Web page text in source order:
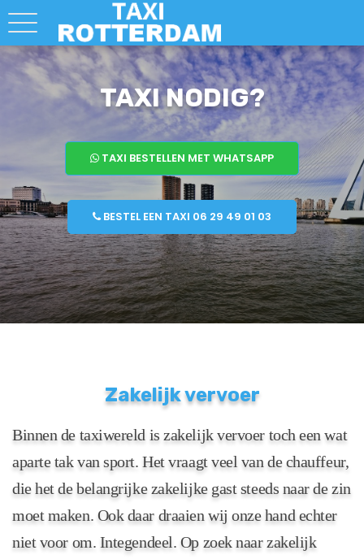
TAXI NODIG?
TAXI BESTELLEN MET WHATSAPP
BESTEL EEN TAXI 06 29 49 01 03
Zakelijk vervoer
Binnen de taxiwereld is zakelijk vervoer toch een wat
aparte tak van sport. Het vraagt veel van de chauffeur,
die het de belangrijke zakelijke gast steeds naar de zin
moet maken. Ook daar draaien wij onze hand echter
niet voor om. Integendeel. Op zoek naar zakelijk